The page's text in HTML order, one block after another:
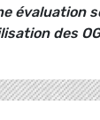
évaluation
des